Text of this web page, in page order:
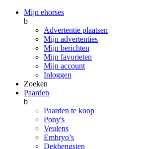
Mijn ehorses
b
Advertentie plaatsen
Mijn advertenties
Mijn berichten
Mijn favorieten
Mijn account
Inloggen
Zoeken
Paarden
b
Paarden te koop
Pony's
Veulens
Embryo’s
Dekhengsten